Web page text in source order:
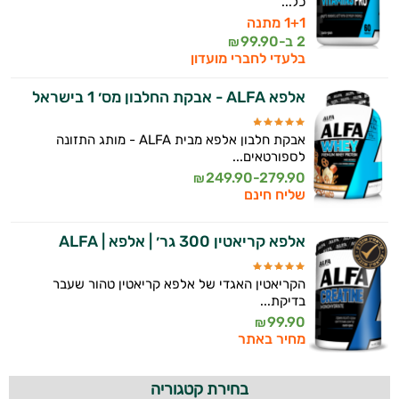
1+1 מתנה
2 ב-
99.90
₪
בלעדי לחברי מועדון
אלפא ALFA - אבקת החלבון מס׳ 1 בישראל
אבקת חלבון אלפא מבית ALFA - מותג התזונה
לספורטאים...
249.90-279.90
₪
שליח חינם
אלפא קריאטין 300 גר׳ | אלפא | ALFA
הקריאטין האגדי של אלפא קריאטין טהור שעבר
בדיקת...
99.90
₪
מחיר באתר
בחירת קטגוריה